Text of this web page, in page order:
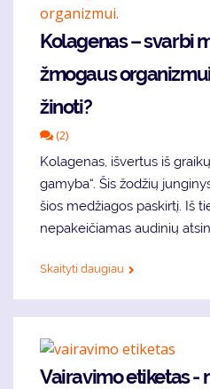
Kolagenas – svarbi
žmogaus
žinoti?
(2)
Kolagenas, išvertus iš
gamyba“. Šis žodžių
šios medžiagos paskirtį. Iš
nepakeičiamas audinių
Skaityti daugiau
Vairavimo etiketas -